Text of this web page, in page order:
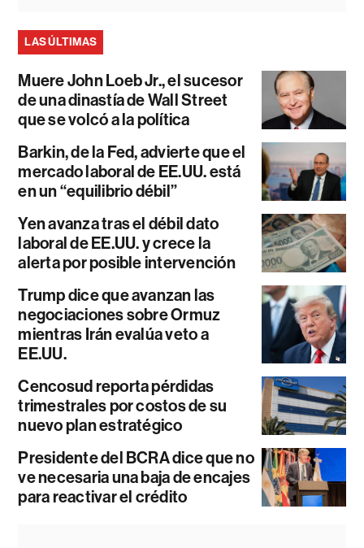
LAS ÚLTIMAS
Muere John Loeb Jr., el sucesor
de una dinastía de Wall Street
que se volcó a la política
Barkin, de la Fed, advierte que el
mercado laboral de EE.UU. está
en un “equilibrio débil”
Yen avanza tras el débil dato
laboral de EE.UU. y crece la
alerta por posible intervención
Trump dice que avanzan las
negociaciones sobre Ormuz
mientras Irán evalúa veto a
EE.UU.
Cencosud reporta pérdidas
trimestrales por costos de su
nuevo plan estratégico
Presidente del BCRA dice que no
ve necesaria una baja de encajes
para reactivar el crédito